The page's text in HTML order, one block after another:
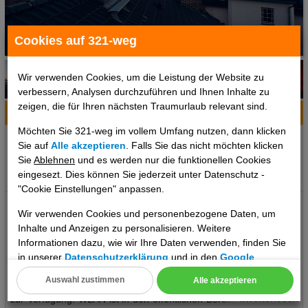
Cookies auf 321-weg
Wir verwenden Cookies, um die Leistung der Website zu
verbessern, Analysen durchzuführen und Ihnen Inhalte zu
zeigen, die für Ihren nächsten Traumurlaub relevant sind.
Möchten Sie 321-weg im vollem Umfang nutzen, dann klicken
Sie aufAlle akzeptieren . Falls Sie das nicht möchten klicken
SieAblehnen und es werden nur die funktionellen Cookies
eingesezt. Dies können Sie jederzeit unter Datenschutz -
"Cookie Einstellungen" anpassen.
Wir verwenden Cookies und personenbezogene Daten, um
Inhalte und Anzeigen zu personalisieren. Weitere
Informationen dazu, wie wir Ihre Daten verwenden, finden Sie
in unsererDatenschutzerklärung und in denGoogle
Datenschutz- und Nutzungsbedingungen
Cookie Einstellungen
Alle akzeptieren
Auswahl zustimmen
1 / 6
Hotelinfo Bilder Karte
Berlin, Berlin, Deutschland
Klima zum Reisezeitpunkt:
°C
°C °C
Umgebung Dieses Hotel liegt in Berlin, der nächste Flughafen ist
Berlin - Tegel (TXL). Das bietet Ihre Unterkunft: Das Hotel mit
einem Aufzug verfügt über 56 Zimmer. Das freundliche Personal
an der Rezeption ist gerne bei allen Fragen behilflich. Eine
Gepäckaufbewahrung und ein Safe stehen als Serviceleistungen
zur Verfügung. WLAN ist in den öffentlichen Bereichen verfügbar.
..weiterlesen